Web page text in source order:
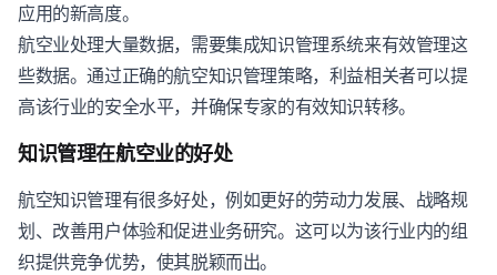
应用的新高度。
航空业处理大量数据，需要集成知识管理系统来有效管理这
些数据。通过正确的航空知识管理策略，利益相关者可以提
高该行业的安全水平，并确保专家的有效知识转移。
知识管理在航空业的好处
航空知识管理有很多好处，例如更好的劳动力发展、战略规
划、改善用户体验和促进业务研究。这可以为该行业内的组
织提供竞争优势，使其脱颖而出。